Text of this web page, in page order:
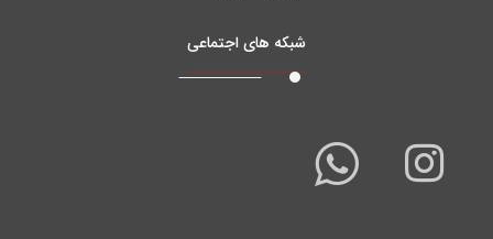
شبکه های اجتماعی